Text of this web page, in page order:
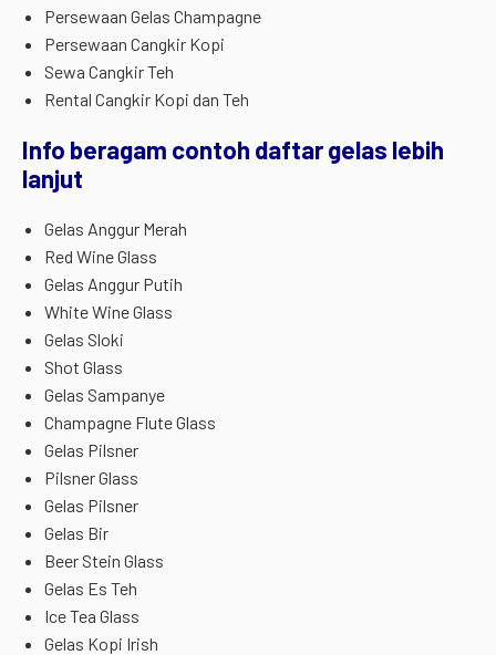
Persewaan Gelas Champagne
Persewaan Cangkir Kopi
Sewa Cangkir Teh
Rental Cangkir Kopi dan Teh
Info beragam contoh daftar gelas lebih
lanjut
Gelas Anggur Merah
Red Wine Glass
Gelas Anggur Putih
White Wine Glass
Gelas Sloki
Shot Glass
Gelas Sampanye
Champagne Flute Glass
Gelas Pilsner
Pilsner Glass
Gelas Pilsner
Gelas Bir
Beer Stein Glass
Gelas Es Teh
Ice Tea Glass
Gelas Kopi Irish